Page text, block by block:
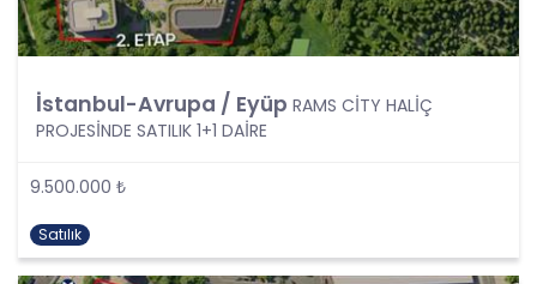
Kişinin kimlik bilgilerine ek olarak, vatandaşlık
numarası, vergi numarası, pasaport numarası,
numarası, taşıt plakası, ev adresi, iş adresi, e-
posta adresi, telefon numarası, faks numarası,
grubu, kriminal geçmişi ve adli sicil bilgileri gibi
tüm bilgiler kişisel veri niteliği taşımaktadır ve
kişisel verilerin korunması kapsamına girmektedir.
İstanbul-Avrupa / Eyüp RAMS CİTY HALİÇ
PROJESİNDE SATILIK 1+1 DAİRE
9.500.000 ₺
Satılık